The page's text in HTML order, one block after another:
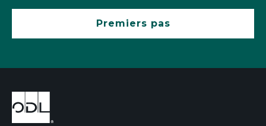
Premiers pas